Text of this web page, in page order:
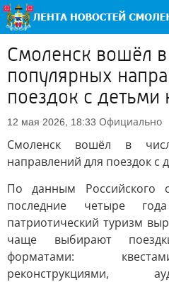
Смоленск вошёл
популярных
поездок с
12 мая 2026, 18:33 Официально
Смоленск вошёл в
направлений для поездок с
По данным Российского
последние четыре
патриотический туризм
чаще выбирают
форматами:
реконструкциями,